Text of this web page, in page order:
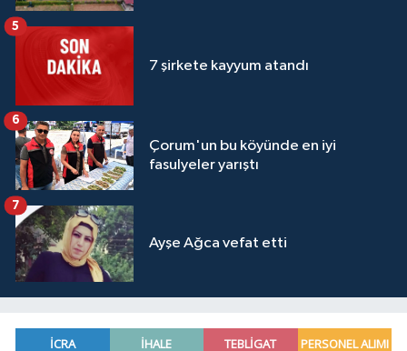
7 şirkete kayyum atandı
5
Çorum'un bu köyünde en iyi
fasulyeler yarıştı
6
Ayşe Ağca vefat etti
7